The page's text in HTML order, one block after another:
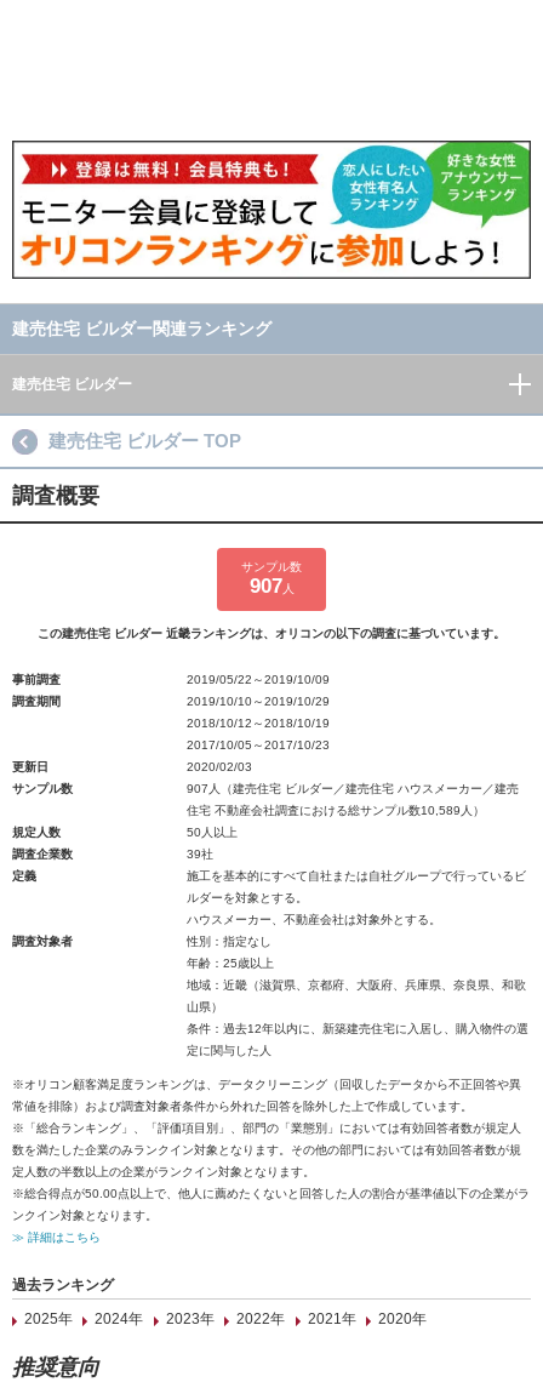
建売住宅 ビルダー関連ランキング
建売住宅 ビルダー
建売住宅 ビルダー TOP
調査概要
サンプル数
907 人
この建売住宅 ビルダー 近畿ランキングは、オリコンの以下の調査に基づいています。
事前調査
2019/05/22～2019/10/09
調査期間
2019/10/10～2019/10/29
2018/10/12～2018/10/19
2017/10/05～2017/10/23
更新日
2020/02/03
サンプル数
907人（建売住宅 ビルダー／建売住宅 ハウスメーカー／建売
住宅 不動産会社調査における総サンプル数10,589人）
規定人数
50人以上
調査企業数
39社
定義
施工を基本的にすべて自社または自社グループで行っているビ
ルダーを対象とする。
ハウスメーカー、不動産会社は対象外とする。
調査対象者
性別：指定なし
年齢：25歳以上
地域：近畿（滋賀県、京都府、大阪府、兵庫県、奈良県、和歌
山県）
条件：過去12年以内に、新築建売住宅に入居し、購入物件の選
定に関与した人
※オリコン顧客満足度ランキングは、データクリーニング（回収したデータから不正回答や異
常値を排除）および調査対象者条件から外れた回答を除外した上で作成しています。
※「総合ランキング」、「評価項目別」、部門の「業態別」においては有効回答者数が規定人
数を満たした企業のみランクイン対象となります。その他の部門においては有効回答者数が規
定人数の半数以上の企業がランクイン対象となります。
※総合得点が50.00点以上で、他人に薦めたくないと回答した人の割合が基準値以下の企業がラ
ンクイン対象となります。
≫ 詳細はこちら
過去ランキング
2025年
2024年 2023年 2022年 2021年 2020年
推奨意向